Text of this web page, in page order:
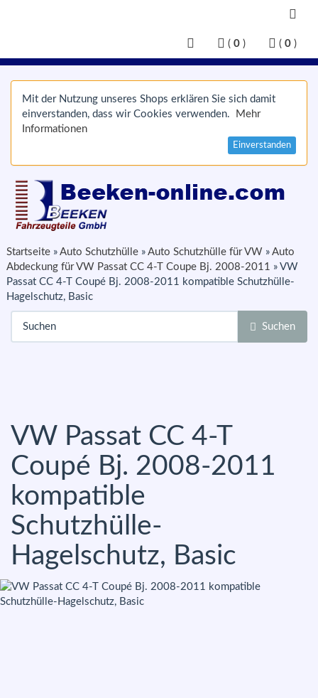
( 0 ) ( 0 )
Mit der Nutzung unseres Shops erklären Sie sich damit
einverstanden, dass wir Cookies verwenden.
Mehr
Informationen
Einverstanden
Startseite » Auto Schutzhülle » Auto Schutzhülle für VW » Auto
Abdeckung für VW Passat CC 4-T Coupe Bj. 2008-2011 » VW
Passat CC 4-T Coupé Bj. 2008-2011 kompatible Schutzhülle-
Hagelschutz, Basic
Suchen
VW Passat CC 4-T
Coupé Bj. 2008-2011
kompatible
Schutzhülle-
Hagelschutz, Basic